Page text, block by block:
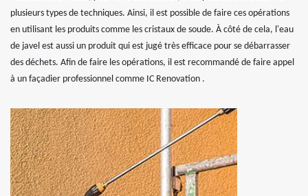
plusieurs types de techniques. Ainsi, il est possible de faire ces opérations
en utilisant les produits comme les cristaux de soude. À côté de cela, l'eau
de javel est aussi un produit qui est jugé très efficace pour se débarrasser
des déchets. Afin de faire les opérations, il est recommandé de faire appel
à un façadier professionnel comme IC Renovation .